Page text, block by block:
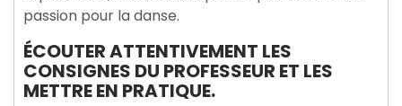
passion pour la danse.
ÉCOUTER ATTENTIVEMENT LES
CONSIGNES DU PROFESSEUR ET LES
METTRE EN PRATIQUE.